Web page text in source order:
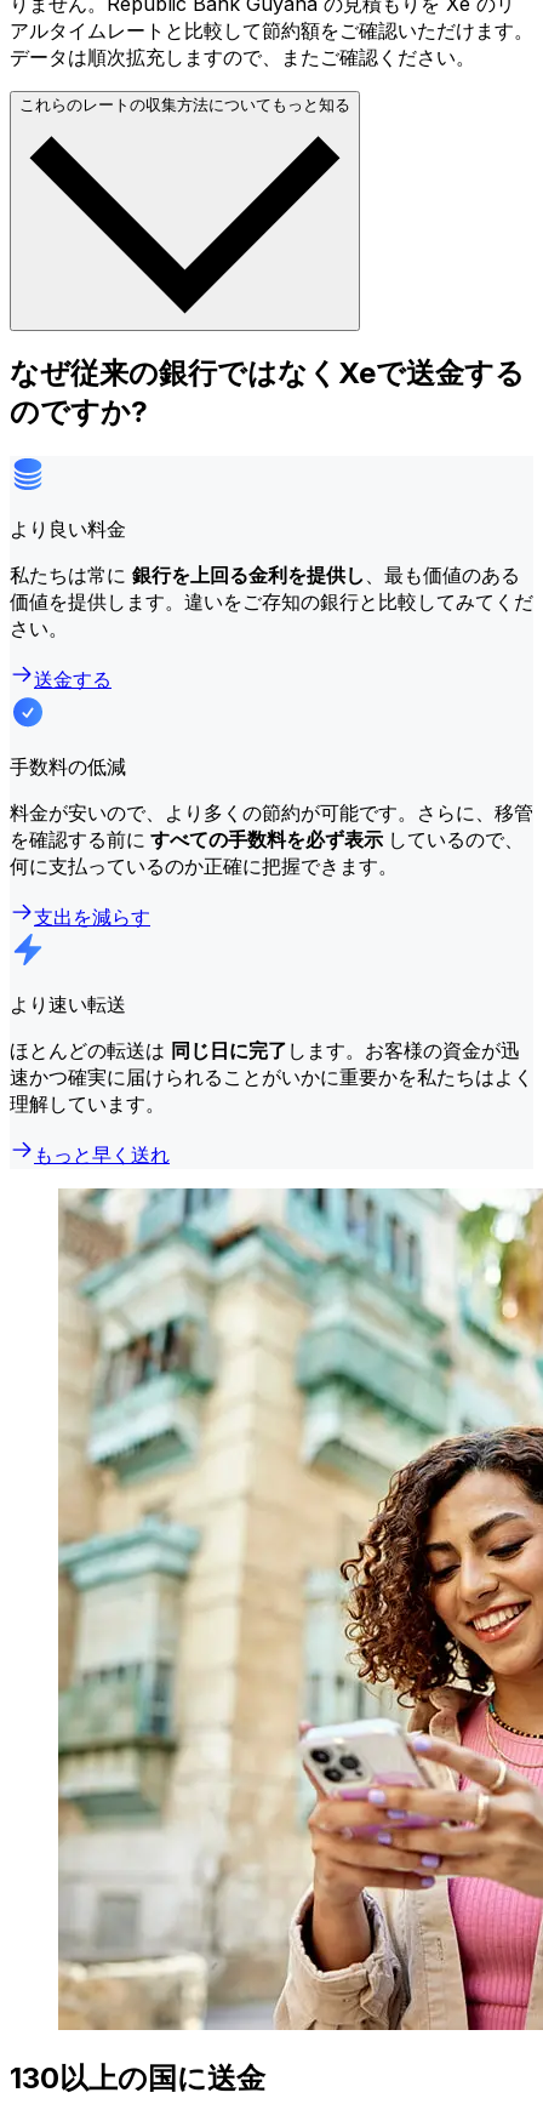
アルタイムレートと比較して節約額をご確認いただけます。
データは順次拡充しますので、またご確認ください。
これらのレートの収集方法についてもっと知る
なぜ従来の銀行ではなくXeで送金する
のですか?
より良い料金
私たちは常に 銀行を上回る金利を提供し 、最も価値のある
価値を提供します。違いをご存知の銀行と比較してみてくだ
さい。
送金する
手数料の低減
料金が安いので、より多くの節約が可能です。さらに、移管
を確認する前に すべての手数料を必ず表示 しているので、
何に支払っているのか正確に把握できます。
支出を減らす
より速い転送
ほとんどの転送は 同じ日に完了 します。お客様の資金が迅
速かつ確実に届けられることがいかに重要かを私たちはよく
理解しています。
もっと早く送れ
130以上の国に送金